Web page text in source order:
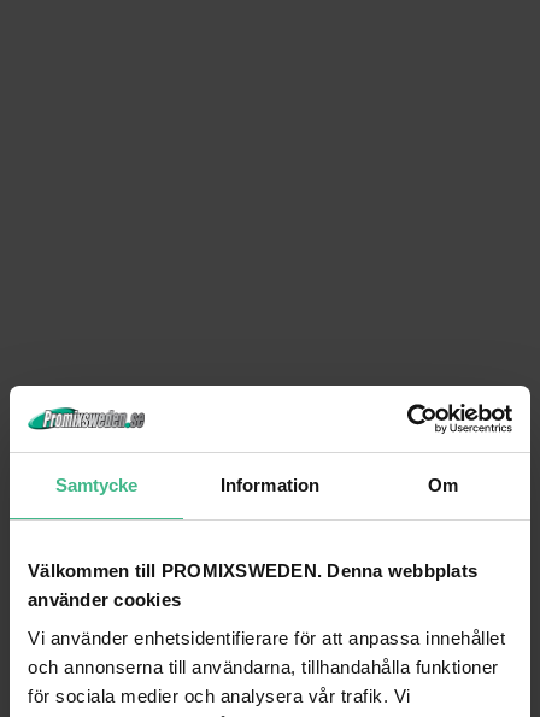
Samtycke Information Om
Välkommen till PROMIXSWEDEN. Denna webbplats
använder cookies
Vi använder enhetsidentifierare för att anpassa innehållet
och annonserna till användarna, tillhandahålla funktioner
för sociala medier och analysera vår trafik. Vi